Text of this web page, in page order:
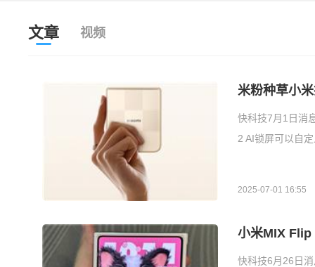
文章 视频
米粉种草小
快科技7月1日消
2 AI锁屏可以自
2025-07-01 16:55
小米MIX Flip
快科技6月26日